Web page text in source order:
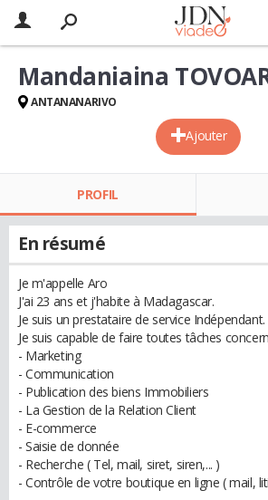
Ajouter
Mandaniaina
ANTANANARIVO
PROFIL
En résumé
Je m'appelle Aro
J'ai 23 ans et j'habite à Madagascar.
Je suis un prestataire de service Indépendant.
Je suis capable de faire toutes tâches
- Marketing
- Communication
- Publication des biens Immobiliers
- La Gestion de la Relation Client
- E-commerce
- Saisie de donnée
- Recherche ( Tel, mail, siret, siren,... )
- Contrôle de votre boutique en ligne ( mail,